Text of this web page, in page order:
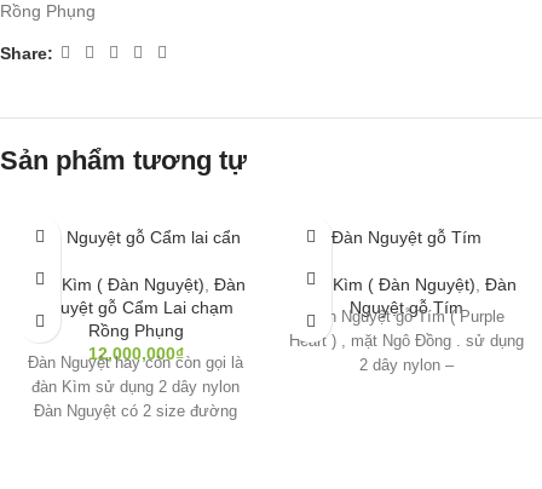
Rồng Phụng
Share:
Sản phẩm tương tự
Đàn Nguyệt gỗ Cẩm lai cẩn
Đàn Kìm ( Đàn Nguyệt) Đàn
Nguyệt gỗ Cẩm Lai chạm
Rồng Phụng
12,000,000₫
Đàn Nguyệt hay cỏn còn gọi là
đàn Kìm sử dụng 2 dây nylon
Đàn Nguyệt có 2 size đường
Đàn Nguyệt gỗ Tím
Đàn Kìm ( Đàn Nguyệt) Đàn
Nguyệt gỗ Tím
Đàn Nguyệt gỗ Tím ( Purple
Heart ) , mặt Ngô Đồng . sử dụng
2 dây nylon –